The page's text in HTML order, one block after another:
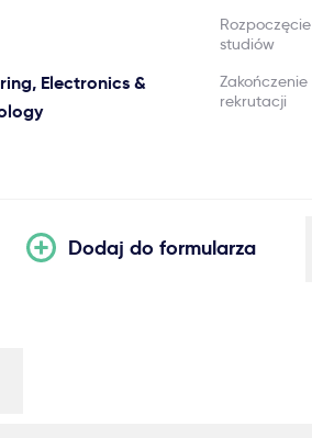
Electronics &
Rozpoczęcie
studiów
Zakończenie
rekrutacji
Dodaj do formularza